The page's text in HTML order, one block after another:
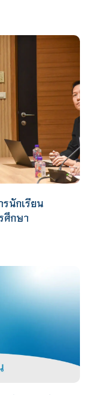
นักเรียน
ศึกษา